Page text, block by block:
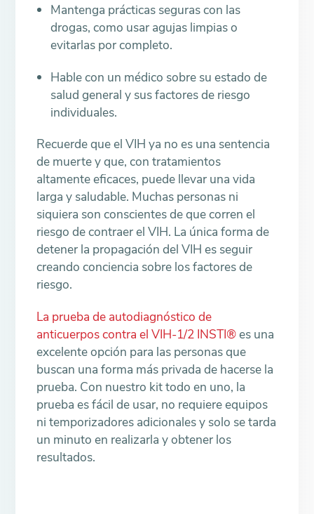
Mantenga prácticas seguras con las
drogas, como usar agujas limpias o
evitarlas por completo.
Hable con un médico sobre su estado de
salud general y sus factores de riesgo
individuales.
Recuerde que el VIH ya no es una sentencia
de muerte y que, con tratamientos
altamente eficaces, puede llevar una vida
larga y saludable. Muchas personas ni
siquiera son conscientes de que corren el
riesgo de contraer el VIH. La única forma de
detener la propagación del VIH es seguir
creando conciencia sobre los factores de
riesgo.
La prueba de autodiagnóstico de
anticuerpos contra el VIH-1/2 INSTI®es una
excelente opción para las personas que
buscan una forma más privada de hacerse la
prueba. Con nuestro kit todo en uno, la
prueba es fácil de usar, no requiere equipos
ni temporizadores adicionales y solo se tarda
un minuto en realizarla y obtener los
resultados.